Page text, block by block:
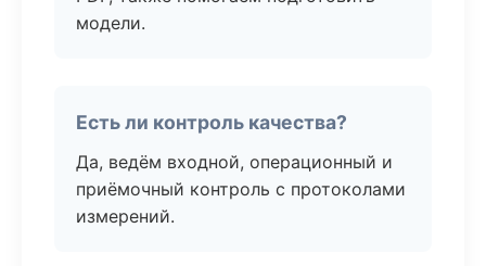
модели.
Есть ли контроль качества?
Да, ведём входной, операционный и
приёмочный контроль с протоколами
измерений.